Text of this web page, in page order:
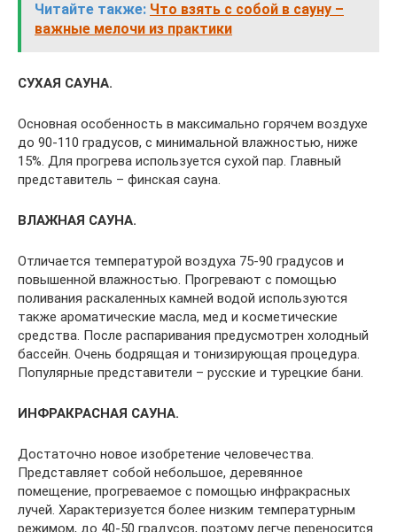
Читайте также: Что взять с собой в сауну –
важные мелочи из практики
СУХАЯ САУНА.
Основная особенность в максимально горячем воздухе
до 90-110 градусов, с минимальной влажностью, ниже
15%. Для прогрева используется сухой пар. Главный
представитель – финская сауна.
ВЛАЖНАЯ САУНА.
Отличается температурой воздуха 75-90 градусов и
повышенной влажностью. Прогревают с помощью
поливания раскаленных камней водой используются
также ароматические масла, мед и косметические
средства. После распаривания предусмотрен холодный
бассейн. Очень бодрящая и тонизирующая процедура.
Популярные представители – русские и турецкие бани.
ИНФРАКРАСНАЯ САУНА.
Достаточно новое изобретение человечества.
Представляет собой небольшое, деревянное
помещение, прогреваемое с помощью инфракрасных
лучей. Характеризуется более низким температурным
режимом, до 40-50 градусов, поэтому легче переносится